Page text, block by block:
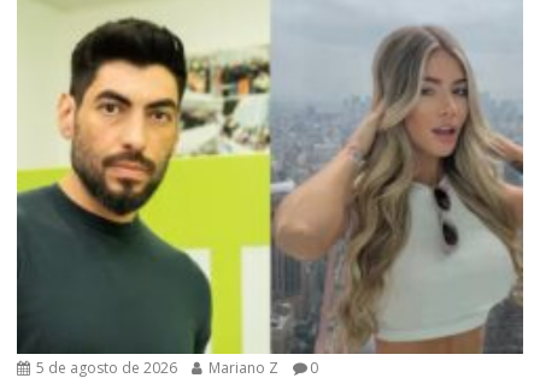
5 de agosto de 2026 Mariano Z 0